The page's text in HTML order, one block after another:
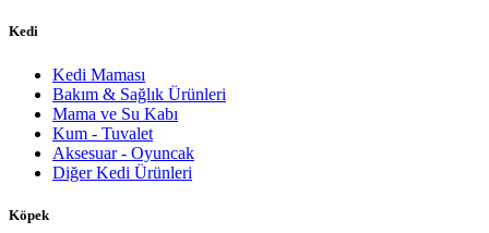
Kedi
Kedi Maması
Bakım & Sağlık Ürünleri
Mama ve Su Kabı
Kum - Tuvalet
Aksesuar - Oyuncak
Diğer Kedi Ürünleri
Köpek